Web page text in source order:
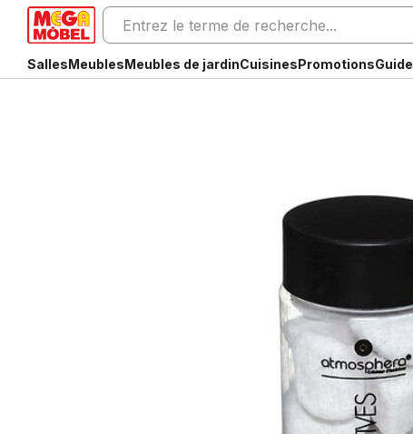
SallesMeublesMeubles de jardinCuisinesPromotionsGuide